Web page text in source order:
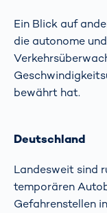
Ein Blick auf
die autonome
bewährt hat.
Deutschland
Landesweit sind
temporären
Gefahrenstellen